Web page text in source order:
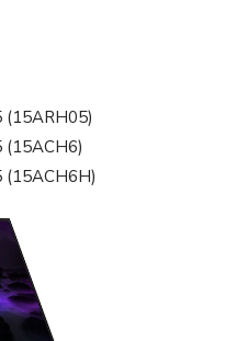
(15ARH05)
(15ACH6)
(15ACH6H)